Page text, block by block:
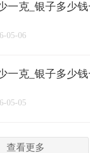
一克_银子多少
05-06
一克_银子多少
05-05
查看更多